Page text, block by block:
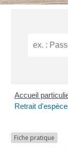
Accueil
Retrait
Fiche pratique